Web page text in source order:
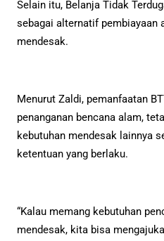
Selain itu, Belanja Tidak
sebagai alternatif pembiayaan
mendesak.
Menurut Zaldi, pemanfaatan
penanganan bencana alam,
kebutuhan mendesak lainnya
ketentuan yang berlaku.
“Kalau memang kebutuhan
mendesak, kita bisa